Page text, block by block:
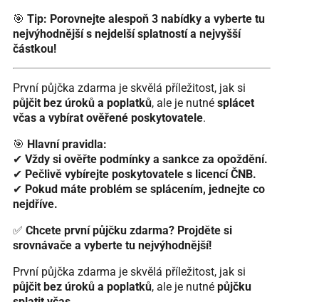
🎯 Tip: Porovnejte alespoň 3 nabídky a vyberte tu
nejvýhodnější s nejdelší splatností a nejvyšší
částkou!
První půjčka zdarma je skvělá příležitost, jak si
půjčit bez úroků a poplatků, ale je nutné splácet
včas a vybírat ověřené poskytovatele.
🎯 Hlavní pravidla:
✔ Vždy si ověřte podmínky a sankce za opoždění.
✔ Pečlivě vybírejte poskytovatele s licencí ČNB.
✔ Pokud máte problém se splácením, jednejte co
nejdříve.
✅ Chcete první půjčku zdarma? Projděte si
srovnávače a vyberte tu nejvýhodnější!
První půjčka zdarma je skvělá příležitost, jak si
půjčit bez úroků a poplatků, ale je nutné půjčku